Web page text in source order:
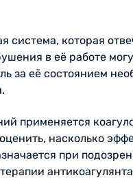
система, которая
в её работе
за её состоянием
применяется
насколько
при